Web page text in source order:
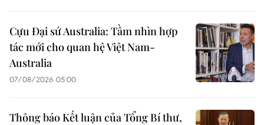
Cựu Đại sứ Australia: Tầm nhìn hợp
tác mới cho quan hệ Việt Nam-
Australia
07/08/2026 05:00
Thông báo Kết luận của Tổng Bí thư,